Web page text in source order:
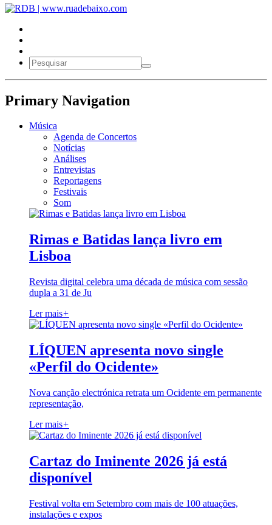
Primary Navigation
Música
Agenda de Concertos
Notícias
Análises
Entrevistas
Reportagens
Festivais
Som
Rimas e Batidas lança livro em
Lisboa
Revista digital celebra uma década de música com sessão
dupla a 31 de Ju
Ler mais+
LÍQUEN apresenta novo single
«Perfil do Ocidente»
Nova canção electrónica retrata um Ocidente em permanente
representação,
Ler mais+
Cartaz do Iminente 2026 já está
disponível
Festival volta em Setembro com mais de 100 atuações,
instalações e expos